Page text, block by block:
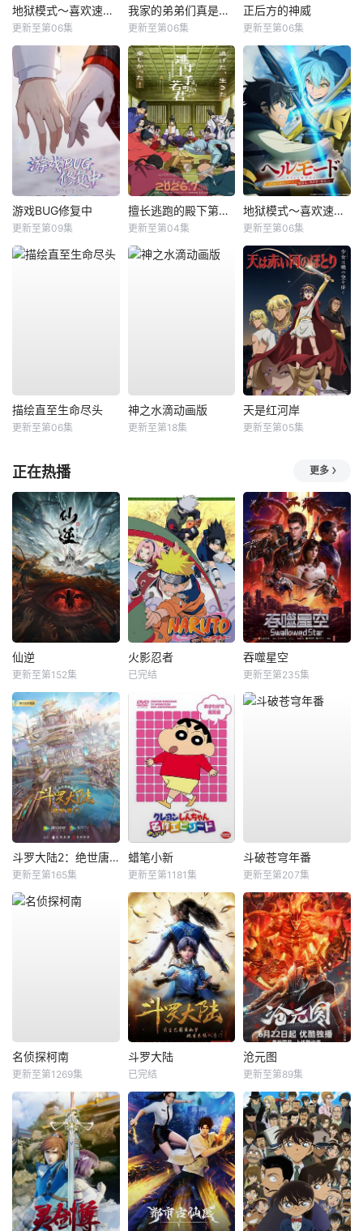
地狱模式～喜欢速通游戏的玩家在废设定异世界无双～第二季
更新至第06集
我家的弟弟们真是让您费心了
更新至第06集
正后方的神威
更新至第06集
游戏BUG修复中
更新至第09集
擅长逃跑的殿下第二季
更新至第04集
地狱模式～喜欢速通游戏的玩家在废设定异世界无双～第2季
更新至第06集
描绘直至生命尽头
更新至第06集
神之水滴动画版
更新至第18集
天是红河岸
更新至第05集
正在热播 更多
仙逆
更新至第152集
火影忍者
已完结
吞噬星空
更新至第235集
斗罗大陆2：绝世唐门
更新至第165集
蜡笔小新
更新至第1181集
斗破苍穹年番
更新至第207集
名侦探柯南
更新至第1269集
斗罗大陆
已完结
沧元图
更新至第89集